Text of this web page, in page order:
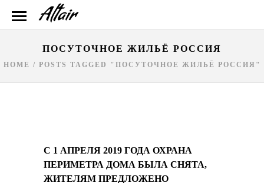
ПОСУТОЧНОЕ ЖИЛЬЁ РОССИЯ
HOME / POSTS TAGGED "ПОСУТОЧНОЕ ЖИЛЬЁ РОССИЯ"
С 1 АПРЕЛЯ 2019 ГОДА ОХРАНА
ПЕРИМЕТРА ДОМА БЫЛА СНЯТА,
ЖИТЕЛЯМ ПРЕДЛОЖЕНО